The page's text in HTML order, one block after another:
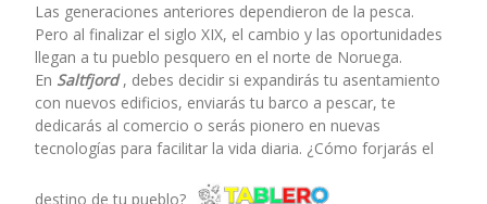
Las generaciones anteriores dependieron de la pesca.
Pero al finalizar el siglo XIX, el cambio y las oportunidades
llegan a tu pueblo pesquero en el norte de Noruega.
En Saltfjord, debes decidir si expandirás tu asentamiento
con nuevos edificios, enviarás tu barco a pescar, te
dedicarás al comercio o serás pionero en nuevas
tecnologías para facilitar la vida diaria. ¿Cómo forjarás el
destino de tu pueblo?